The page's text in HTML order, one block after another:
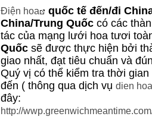
Điện hoa quốc tế đến/đi
China/Trung Quốc có các
tác của mạng lưới hoa tươi
Quốc sẽ được thực hiện bởi
giao nhất, đạt tiêu chuẩn và
Quý vị có thể kiểm tra thời
đến ( thông qua dịch vụ dien
đây:
http://